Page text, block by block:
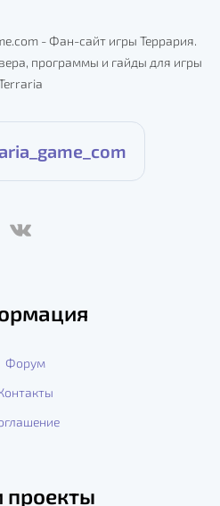
- Фан-сайт игры Террария.
программы и гайды для игры
Форум